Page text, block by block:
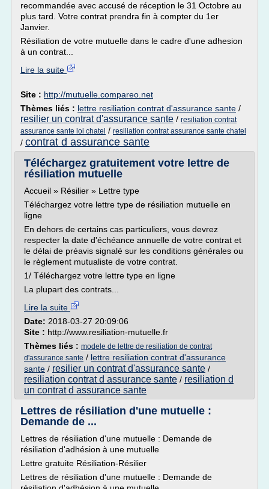
recommandée avec accusé de réception le 31 Octobre au
plus tard. Votre contrat prendra fin à compter du 1er
Janvier.
Résiliation de votre mutuelle dans le cadre d'une adhesion
à un contrat...
Lire la suite
Site : http://mutuelle.compareo.net
Thèmes liés : lettre resiliation contrat d'assurance sante /
resilier un contrat d'assurance sante / resiliation contrat
assurance sante loi chatel / resiliation contrat assurance sante chatel
/ contrat d assurance sante
Téléchargez gratuitement votre lettre de
résiliation mutuelle
Accueil » Résilier » Lettre type
Téléchargez votre lettre type de résiliation mutuelle en
ligne
En dehors de certains cas particuliers, vous devrez
respecter la date d'échéance annuelle de votre contrat et
le délai de préavis signalé sur les conditions générales ou
le règlement mutualiste de votre contrat.
1/ Téléchargez votre lettre type en ligne
La plupart des contrats...
Lire la suite
Date: 2018-03-27 20:09:06
Site : http://www.resiliation-mutuelle.fr
Thèmes liés : modele de lettre de resiliation de contrat
d'assurance sante / lettre resiliation contrat d'assurance
sante / resilier un contrat d'assurance sante /
resiliation contrat d assurance sante / resiliation d
un contrat d assurance sante
Lettres de résiliation d'une mutuelle :
Demande de ...
Lettres de résiliation d'une mutuelle : Demande de
résiliation d'adhésion à une mutuelle
Lettre gratuite Résiliation-Résilier
Lettres de résiliation d'une mutuelle : Demande de